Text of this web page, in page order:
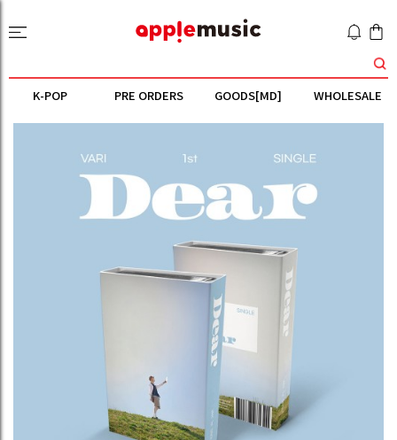
K-POP PRE ORDERS GOODS[MD] WHOLESALE